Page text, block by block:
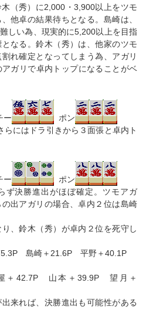
（秀）に2,000・3,900以上をツモ
他卓の結果待ちとなる。島崎は、
しい為、現実的に5,200以上を目指
なる。鈴木（秀）は、他家のツモ
れ確定となってしまう為、アガリ
ガリで卓内トップになることがベ
ー
ポン
にはドラ引きから３面張と卓内ト
ー
ポン
ず決勝進出がほぼ確定。ツモアガ
出アガリの場合、卓内２位は島崎
、鈴木（秀）が卓内２位を死守し
島崎＋21.6P 平野＋40.1P
＋42.7P 山本＋39.9P 望月＋
来れば、決勝進出も可能性がある